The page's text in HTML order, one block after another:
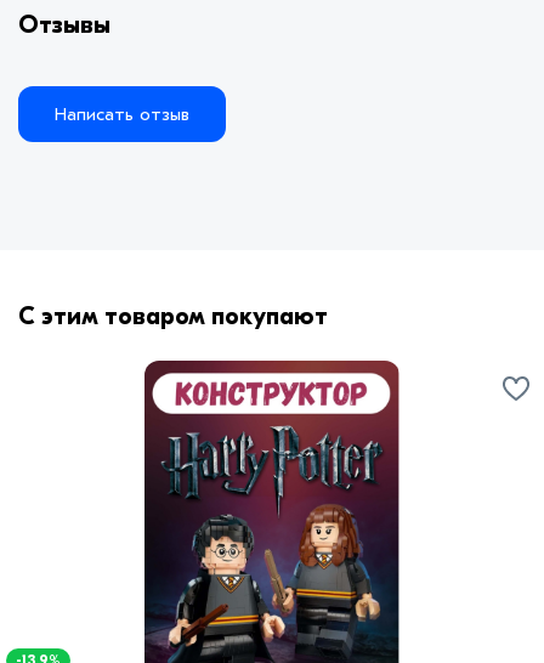
Отзывы
Написать отзыв
С этим товаром покупают